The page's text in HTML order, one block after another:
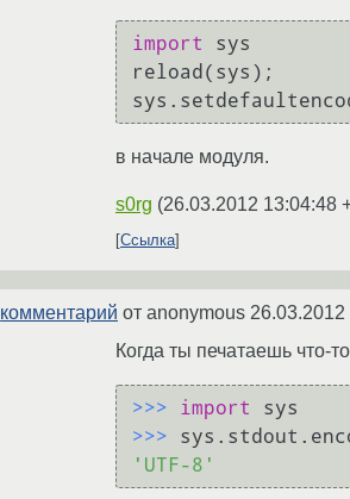
import
sys
в начале модуля.
s0rg (26.03.2012 13:04:48
Ссылка
комментарий от anonymous
Когда ты печатаешь что-
>>> import
>>>
'UTF-8'